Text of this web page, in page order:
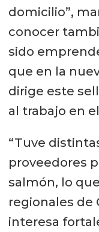
domicilio”,
conocer
sido
que en la
dirige este
al trabajo en
“Tuve
proveedores
salmón, lo
regionales de
interesa